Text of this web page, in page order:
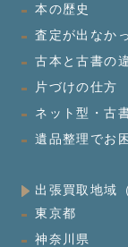
本の歴史
査定が出なか
古本と古書の
片づけの仕方
ネット型・古
遺品整理でお
出張買取地域
東京都
神奈川県